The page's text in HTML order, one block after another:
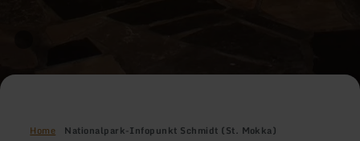
Home Nationalpark-Infopunkt Schmidt (St. Mokka)